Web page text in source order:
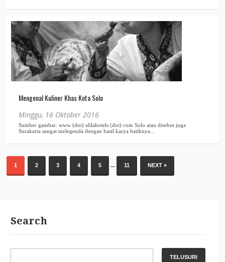
Mengenal Kuliner Khas Kota Solo
Minggu, 16 Oktober 2016
1 2 3 4 5 ... 11 NEXT »
Search